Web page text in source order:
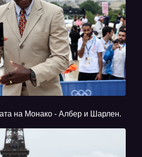
на Монако - Албер и Шарлен.